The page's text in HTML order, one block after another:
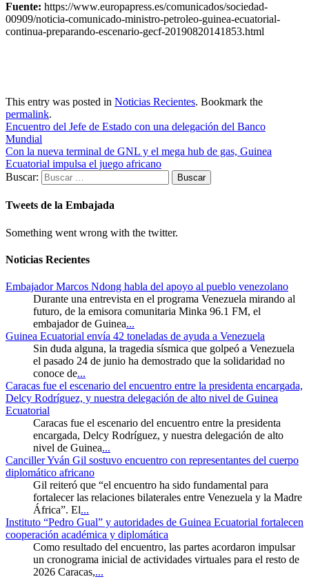
Fuente: https://www.europapress.es/comunicados/sociedad-
00909/noticia-comunicado-ministro-petroleo-guinea-ecuatorial-
continua-preparando-escenario-gecf-20190820141853.html
This entry was posted in Noticias Recientes. Bookmark the
permalink.
Encuentro del Jefe de Estado con una delegación del Banco
Mundial
Con la nueva terminal de GNL y el mega hub de gas, Guinea
Ecuatorial impulsa el juego africano
Buscar:
Tweets de la Embajada
Something went wrong with the twitter.
Noticias Recientes
Embajador Marcos Ndong habla del apoyo al pueblo venezolano
Durante una entrevista en el programa Venezuela mirando al
futuro, de la emisora comunitaria Minka 96.1 FM, el
embajador de Guinea...
Guinea Ecuatorial envía 42 toneladas de ayuda a Venezuela
Sin duda alguna, la tragedia sísmica que golpeó a Venezuela
el pasado 24 de junio ha demostrado que la solidaridad no
conoce de...
Caracas fue el escenario del encuentro entre la presidenta encargada,
Delcy Rodríguez, y nuestra delegación de alto nivel de Guinea
Ecuatorial
Caracas fue el escenario del encuentro entre la presidenta
encargada, Delcy Rodríguez, y nuestra delegación de alto
nivel de Guinea...
Canciller Yván Gil sostuvo encuentro con representantes del cuerpo
diplomático africano
Gil reiteró que “el encuentro ha sido fundamental para
fortalecer las relaciones bilaterales entre Venezuela y la Madre
África”. El...
Instituto “Pedro Gual” y autoridades de Guinea Ecuatorial fortalecen
cooperación académica y diplomática
Como resultado del encuentro, las partes acordaron impulsar
un cronograma inicial de actividades virtuales para el resto de
2026 Caracas,...